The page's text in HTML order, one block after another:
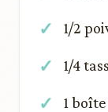
1/2
1/4
1